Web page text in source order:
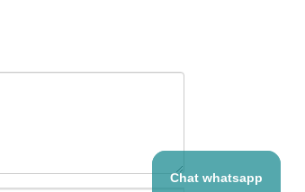
Chat whatsapp